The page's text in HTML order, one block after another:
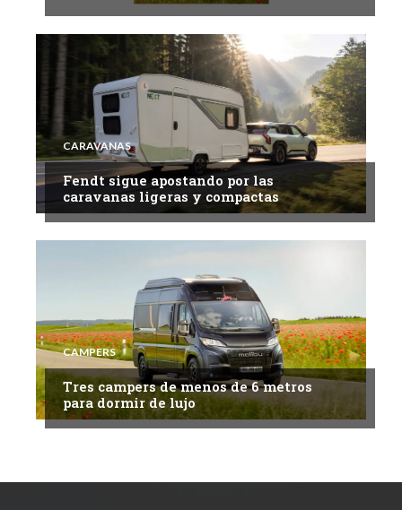
CARAVANAS
Fendt sigue apostando por las
caravanas ligeras y compactas
CAMPERS
Tres campers de menos de 6 metros
para dormir de lujo